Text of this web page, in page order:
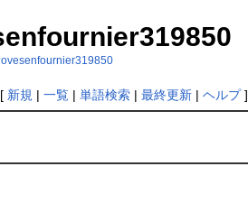
新規 | 一覧| 単語検索| 最終更新| ヘルプ]